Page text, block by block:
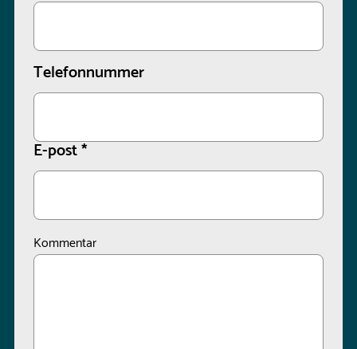
Telefonnummer
E-post*
Kommentar